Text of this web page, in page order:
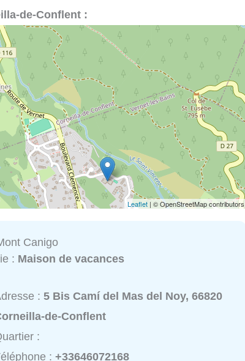
de-Conflent :
Leaflet | © OpenStreetMap contributors
Canigo
: Maison de vacances
:5 Bis Camí del Mas del Noy, 66820
de-Conflent
:
:+33646072168